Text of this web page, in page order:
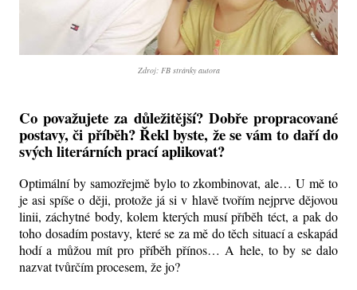
Zdroj: FB stránky autora
Co považujete za důležitější? Dobře propracované
postavy, či příběh? Řekl byste, že se vám to daří do
svých literárních prací aplikovat?
Optimální by samozřejmě bylo to zkombinovat, ale… U mě to
je asi spíše o ději, protože já si v hlavě tvořím nejprve dějovou
linii, záchytné body, kolem kterých musí příběh téct, a pak do
toho dosadím postavy, které se za mě do těch situací a eskapád
hodí a můžou mít pro příběh přínos… A hele, to by se dalo
nazvat tvůrčím procesem, že jo?